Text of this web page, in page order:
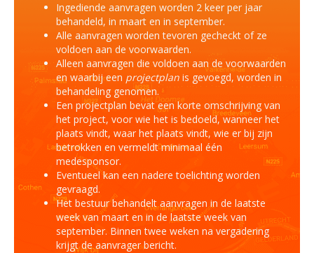
Ingediende aanvragen worden 2 keer per jaar
behandeld, in maart en in september.
Alle aanvragen worden tevoren gecheckt of ze
voldoen aan de voorwaarden.
Alleen aanvragen die voldoen aan de voorwaarden
en waarbij een projectplan is gevoegd, worden in
behandeling genomen.
Een projectplan bevat een korte omschrijving van
het project, voor wie het is bedoeld, wanneer het
plaats vindt, waar het plaats vindt, wie er bij zijn
betrokken en vermeldt minimaal één
medesponsor.
Eventueel kan een nadere toelichting worden
gevraagd.
Het bestuur behandelt aanvragen in de laatste
week van maart en in de laatste week van
september. Binnen twee weken na vergadering
krijgt de aanvrager bericht.